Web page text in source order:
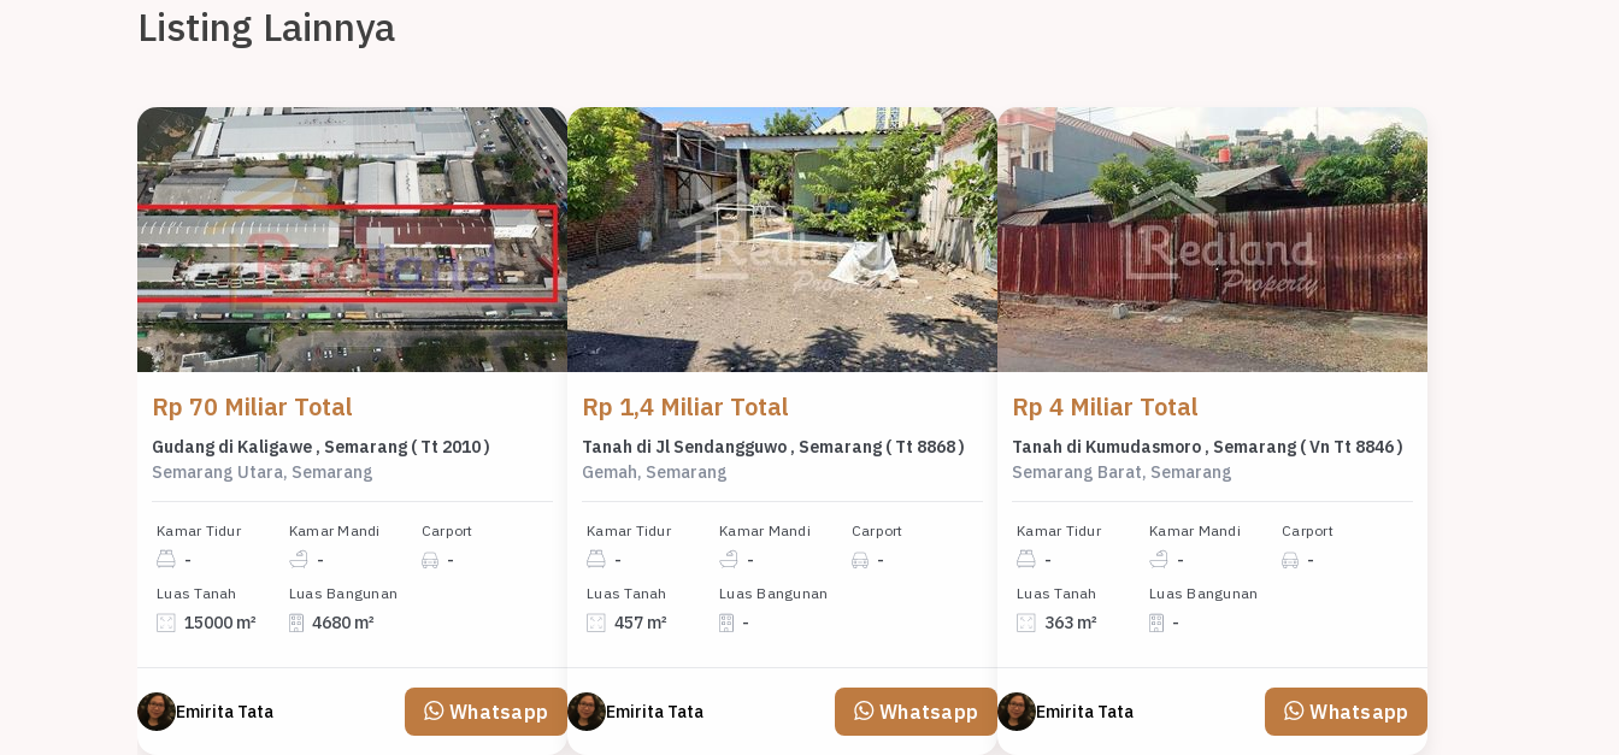
Listing Lainnya
Rp 70 Miliar Total
Gudang di Kaligawe , Semarang ( Tt 2010 )
Semarang Utara, Semarang
Kamar Tidur
-
Kamar Mandi
-
Carport
-
Luas Tanah
15000 m²
Luas Bangunan
4680 m²
Emirita Tata Whatsapp
Rp 1,4 Miliar Total
Tanah di Jl Sendangguwo , Semarang ( Tt 8868 )
Gemah, Semarang
Kamar Tidur
-
Kamar Mandi
-
Carport
-
Luas Tanah
457 m²
Luas Bangunan
-
Emirita Tata Whatsapp
Rp 4 Miliar Total
Tanah di Kumudasmoro , Semarang ( Vn Tt 8846 )
Semarang Barat, Semarang
Kamar Tidur
-
Kamar Mandi
-
Carport
-
Luas Tanah
363 m²
Luas Bangunan
-
Emirita Tata Whatsapp